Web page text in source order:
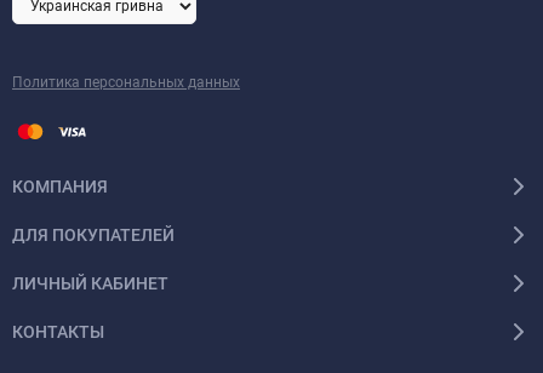
Политика персональных данных
КОМПАНИЯ
ДЛЯ ПОКУПАТЕЛЕЙ
ЛИЧНЫЙ КАБИНЕТ
КОНТАКТЫ